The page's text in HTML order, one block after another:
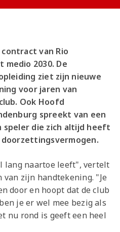
van Rio
2030. De
ziet zijn nieuwe
voor jaren van
Ook Hoofd
spreekt van een
speler die zich altijd heeft
lang naartoe leeft", vertelt
van zijn handtekening. "Je
door en hoopt dat de club
je er wel mee bezig als
nu rond is geeft een heel